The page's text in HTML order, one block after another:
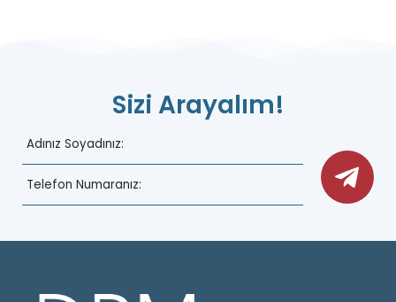
Sizi Arayalım!